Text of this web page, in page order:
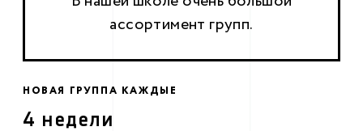
ассортимент групп.
НОВАЯ ГРУППА КАЖДЫЕ
4 недели